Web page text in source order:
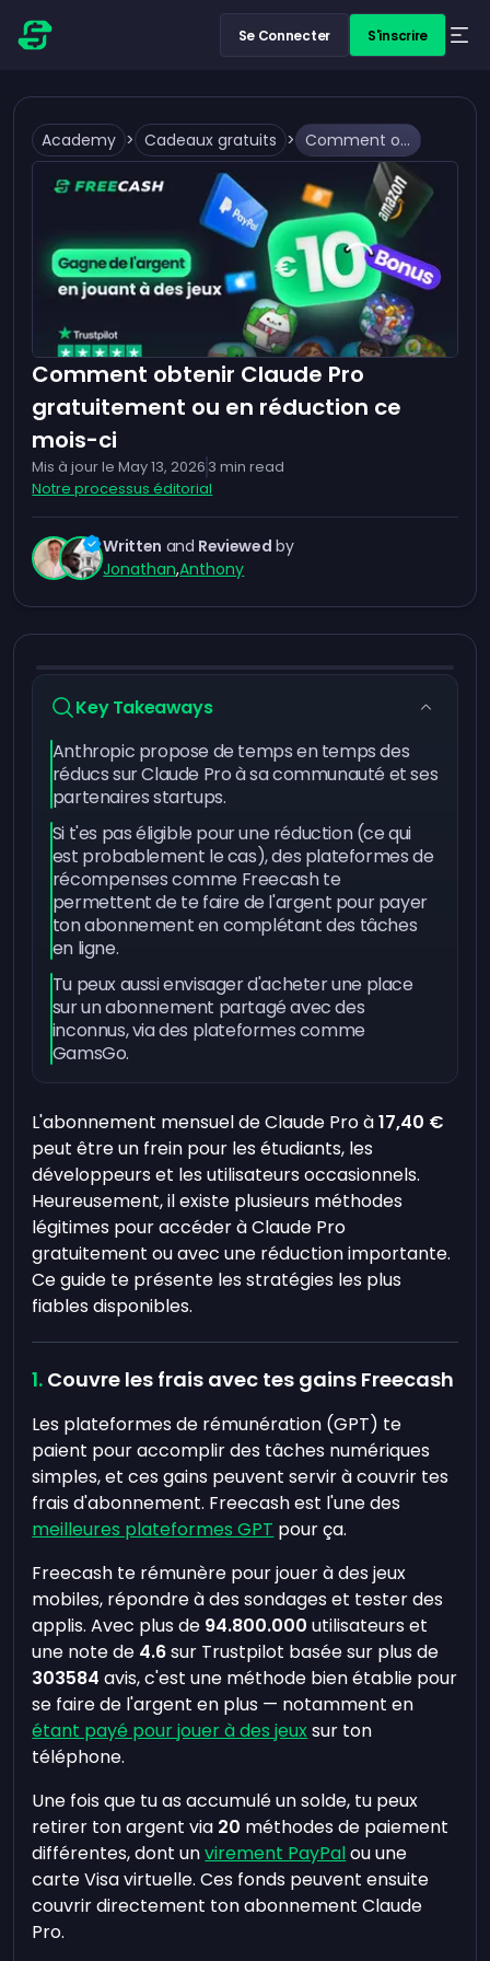
Se Connecter S'inscrire
Academy > Cadeaux gratuits > Comment obtenir Claude Pro gratuitement ou en réduction ce mois-ci
Comment obtenir Claude Pro
gratuitement ou en réduction ce
mois-ci
Mis à jour le May 13, 2026 3 min read
Notre processus éditorial
Written and Reviewed by
Jonathan,Anthony
Key Takeaways
Anthropic propose de temps en temps des
réducs sur Claude Pro à sa communauté et ses
partenaires startups.
Si t'es pas éligible pour une réduction (ce qui
est probablement le cas), des plateformes de
récompenses comme Freecash te
permettent de te faire de l'argent pour payer
ton abonnement en complétant des tâches
en ligne.
Tu peux aussi envisager d'acheter une place
sur un abonnement partagé avec des
inconnus, via des plateformes comme
GamsGo.
L'abonnement mensuel de Claude Pro à17,40 €
peut être un frein pour les étudiants, les
développeurs et les utilisateurs occasionnels.
Heureusement, il existe plusieurs méthodes
légitimes pour accéder à Claude Pro
gratuitement ou avec une réduction importante.
Ce guide te présente les stratégies les plus
fiables disponibles.
Couvre les frais avec tes gains Freecash
Les plateformes de rémunération (GPT) te
paient pour accomplir des tâches numériques
simples, et ces gains peuvent servir à couvrir tes
frais d'abonnement. Freecash est l'une des
meilleures plateformes GPT pour ça.
Freecash te rémunère pour jouer à des jeux
mobiles, répondre à des sondages et tester des
applis. Avec plus de 94.800.000 utilisateurs et
une note de 4.6sur Trustpilot basée sur plus de
303584 avis, c'est une méthode bien établie pour
se faire de l'argent en plus — notamment en
étant payé pour jouer à des jeuxsur ton
téléphone.
Une fois que tu as accumulé un solde, tu peux
retirer ton argent via 20 méthodes de paiement
différentes, dont unvirement PayPalou une
carte Visa virtuelle. Ces fonds peuvent ensuite
couvrir directement ton abonnement Claude
Pro.